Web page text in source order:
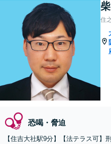
住
恐喝・脅迫
【住吉大社駅9分】【法テラス可】